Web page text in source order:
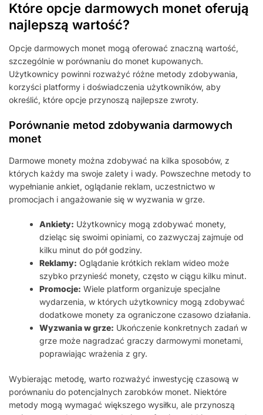
Które opcje darmowych monet oferują
najlepszą wartość?
Opcje darmowych monet mogą oferować znaczną wartość,
szczególnie w porównaniu do monet kupowanych.
Użytkownicy powinni rozważyć różne metody zdobywania,
korzyści platformy i doświadczenia użytkowników, aby
określić, które opcje przynoszą najlepsze zwroty.
Porównanie metod zdobywania darmowych
monet
Darmowe monety można zdobywać na kilka sposobów, z
których każdy ma swoje zalety i wady. Powszechne metody to
wypełnianie ankiet, oglądanie reklam, uczestnictwo w
promocjach i angażowanie się w wyzwania w grze.
Ankiety: Użytkownicy mogą zdobywać monety,
dzieląc się swoimi opiniami, co zazwyczaj zajmuje od
kilku minut do pół godziny.
Reklamy: Oglądanie krótkich reklam wideo może
szybko przynieść monety, często w ciągu kilku minut.
Promocje: Wiele platform organizuje specjalne
wydarzenia, w których użytkownicy mogą zdobywać
dodatkowe monety za ograniczone czasowo działania.
Wyzwania w grze: Ukończenie konkretnych zadań w
grze może nagradzać graczy darmowymi monetami,
poprawiając wrażenia z gry.
Wybierając metodę, warto rozważyć inwestycję czasową w
porównaniu do potencjalnych zarobków monet. Niektóre
metody mogą wymagać większego wysiłku, ale przynoszą